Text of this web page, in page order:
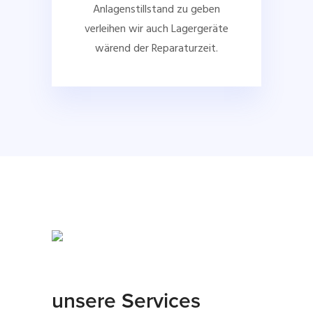
Anlagenstillstand zu geben
verleihen wir auch Lagergeräte
wärend der Reparaturzeit.
unsere Services